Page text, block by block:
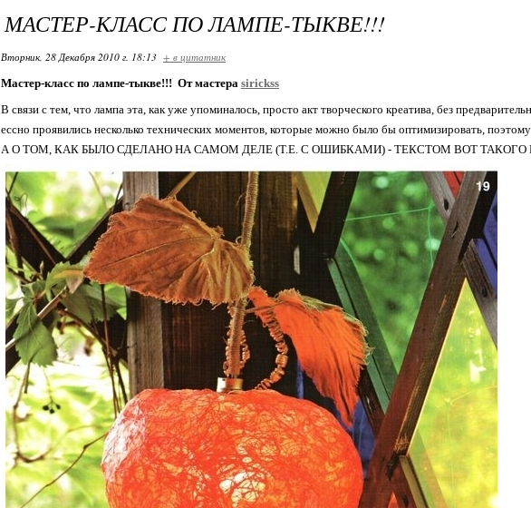
МАСТЕР-КЛАСС ПО ЛАМПЕ-ТЫКВЕ!!!
Вторник, 28 Декабря 2010 г. 18:13 + в цитатник
Мастер-класс по лампе-тыкве!!! От мастера sirickss
В связи с тем, что лампа эта, как уже упоминалось, просто акт творческого креатива, без
ессно проявились несколько технических моментов, которые можно было бы оптимизировать,
А О ТОМ, КАК БЫЛО СДЕЛАНО НА САМОМ ДЕЛЕ (Т.Е. С ОШИБКАМИ) - ТЕКСТОМ ВОТ ТАКОГО